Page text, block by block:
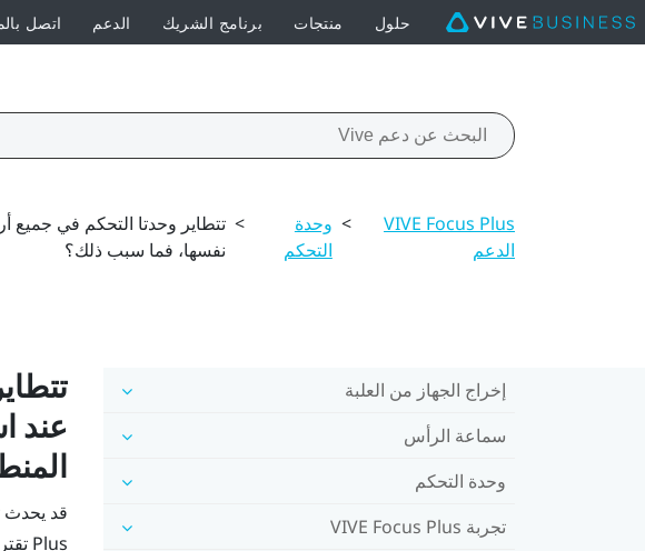
حلول منتجات برنامج الشريك الدعم اتصل
VIVE Focus Plus
الدعم
> وحدة
التحكم
>
نفسها، فما سبب ذلك؟
إخراج الجهاز من العلبة
سماعة الرأس
وحدة التحكم
تجربة VIVE Focus Plus
عند
قد يحدث
Plus